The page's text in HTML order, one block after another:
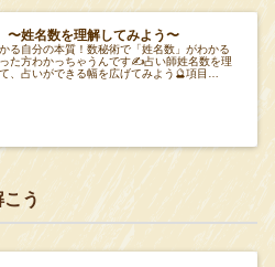
姓名数を理解してみよう〜
る自分の本質！数秘術で「姓名数」がわかる
た方わかっちゃうんです✍️占い師姓名数を理
、占いができる幅を広げてみよう🔮項目
う